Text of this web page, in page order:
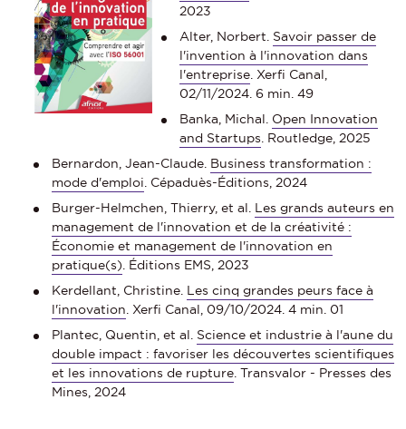
2023
Alter, Norbert. Savoir passer de
l'invention à l'innovation dans
l'entreprise . Xerfi Canal,
02/11/2024. 6 min. 49
Banka, Michal. Open Innovation
and Startups . Routledge, 2025
Bernardon, Jean-Claude. Business transformation :
mode d'emploi . Cépaduès-Éditions, 2024
Burger-Helmchen, Thierry, et al. Les grands auteurs en
management de l'innovation et de la créativité :
Économie et management de l'innovation en
pratique(s) . Éditions EMS, 2023
Kerdellant, Christine. Les cinq grandes peurs face à
l'innovation . Xerfi Canal, 09/10/2024. 4 min. 01
Plantec, Quentin, et al. Science et industrie à l'aune du
double impact : favoriser les découvertes scientifiques
et les innovations de rupture . Transvalor - Presses des
Mines, 2024